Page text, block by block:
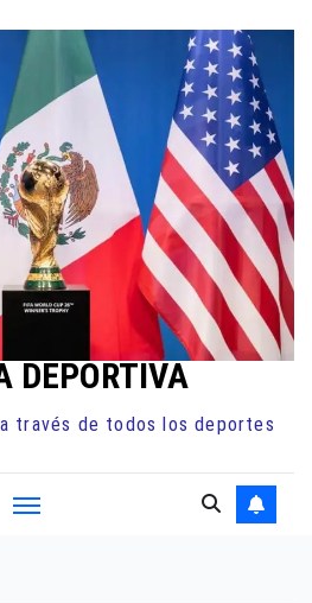
DEPORTIVA
través de todos los deportes